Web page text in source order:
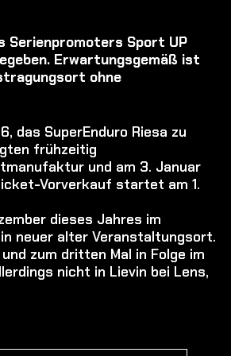
Serienpromoters Sport UP
Erwartungsgemäß ist
ohne
das SuperEnduro Riesa zu
frühzeitig
und am 3. Januar
Vorverkauf startet am 1.
dieses Jahres im
neuer alter Veranstaltungsort.
zum dritten Mal in Folge im
nicht in Lievin bei Lens,